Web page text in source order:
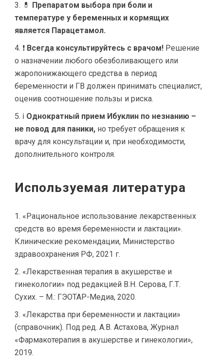
💊 Препаратом выбора при боли и
температуре у беременных и кормящих
является Парацетамол.
❗ Всегда консультируйтесь с врачом! Решение
о назначении любого обезболивающего или
жаропонижающего средства в период
беременности и ГВ должен принимать специалист,
оценив соотношение пользы и риска.
ℹ Однократный прием Ибуклин по незнанию –
не повод для паники, но требует обращения к
врачу для консультации и, при необходимости,
дополнительного контроля.
Используемая литература
«Рациональное использование лекарственных
средств во время беременности и лактации».
Клинические рекомендации, Министерство
здравоохранения РФ, 2021 г.
«Лекарственная терапия в акушерстве и
гинекологии» под редакцией В.Н. Серова, Г.Т.
Сухих. – М.: ГЭОТАР-Медиа, 2020.
«Лекарства при беременности и лактации»
(справочник). Под ред. А.В. Астахова, Журнал
«Фармакотерапия в акушерстве и гинекологии»,
2019.